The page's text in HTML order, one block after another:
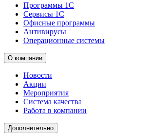
Программы 1С
Сервисы 1С
Офисные программы
Антивирусы
Операционные системы
О компании
Новости
Акции
Мероприятия
Система качества
Работа в компании
Дополнительно